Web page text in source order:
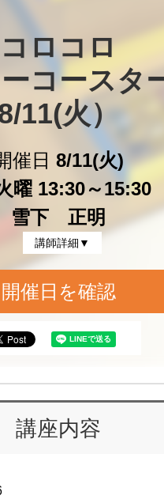
コロコロ
コースタ
11(火）
催日 8/11(火)
曜 13:30～15:30
雪下 正明
講師詳細▼
開催日を確認
講座内容